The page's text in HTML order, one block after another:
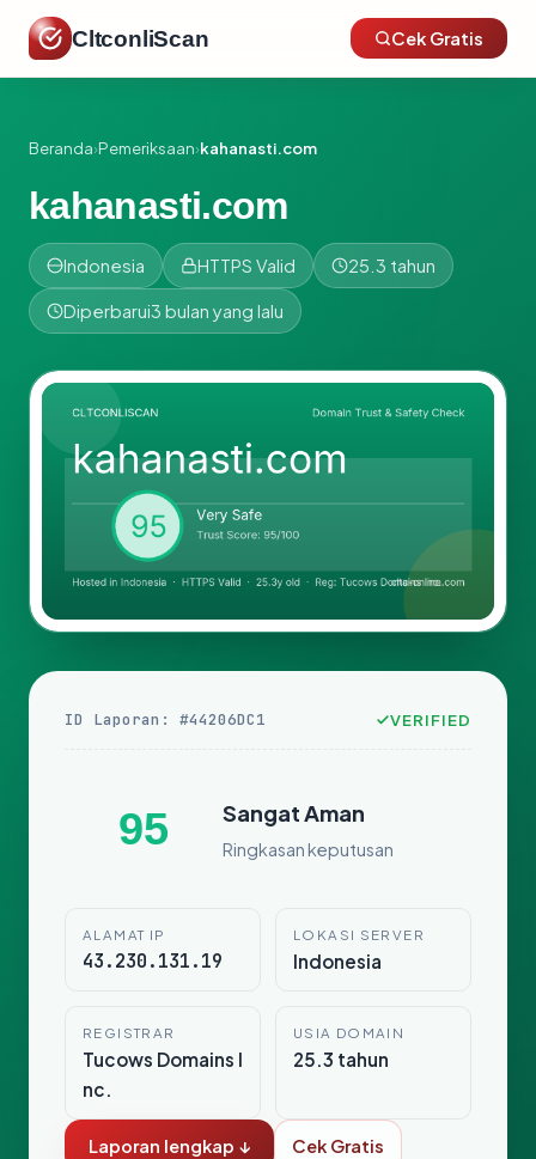
CltconliScan Cek Gratis
Beranda›Pemeriksaan›kahanasti.com
kahanasti.com
Indonesia HTTPS Valid 25.3 tahun
Diperbarui3 bulan yang lalu
ID Laporan: #44206DC1 VERIFIED
95 Sangat Aman
Ringkasan keputusan
ALAMAT IP
43.230.131.19
LOKASI SERVER
Indonesia
REGISTRAR
Tucows Domains I
nc.
USIA DOMAIN
25.3 tahun
Laporan lengkap ↓ Cek Gratis